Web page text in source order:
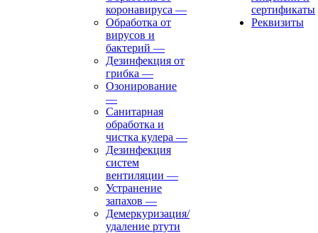
коронавируса —
Обработка от
вирусов и
бактерий —
Дезинфекция от
грибка —
Озонирование
—
Санитарная
обработка и
чистка кулера —
Дезинфекция
систем
вентиляции —
Устранение
запахов —
Демеркуризация/
удаление ртути
сертификаты
Реквизиты